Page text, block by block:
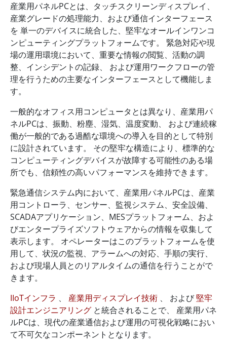
産業用パネルPCとは、タッチスクリーンディスプレイ、
産業グレードの処理能力、および通信インターフェース
を 単一のデバイスに統合した、堅牢なオールインワンコ
ンピューティングプラットフォームです。 緊急対応や現
場の運用環境において、重要な情報の閲覧、活動の調
整、インシデントの記録、 および運用ワークフローの管
理を行うための主要なインターフェースとして機能しま
す。
一般的なオフィス用コンピュータとは異なり、産業用パ
ネルPCは、振動、粉塵、湿気、温度変動、 および連続稼
働が一般的である過酷な環境への導入を目的として特別
に設計されています。 その堅牢な構造により、標準的な
コンピューティングデバイスが故障する可能性のある場
所でも、信頼性の高いパフォーマンスを維持できます。
緊急通信システム内において、産業用パネルPCは、産業
用コントローラ、センサー、監視システム、安全設備、
SCADAアプリケーション、MESプラットフォーム、およ
びエンタープライズソフトウェアからの情報を収集して
表示します。 オペレーターはこのプラットフォームを使
用して、状況の監視、アラームへの対応、手順の実行、
および現場人員とのリアルタイムの通信を行うことがで
きます。
IIoTインフラ 、 産業用ディスプレイ技術 、 および堅牢
設計エンジニアリング と統合されることで、 産業用パネ
ルPCは、現代の産業通信および運用の可視化戦略におい
て不可欠なコンポーネントとなります。